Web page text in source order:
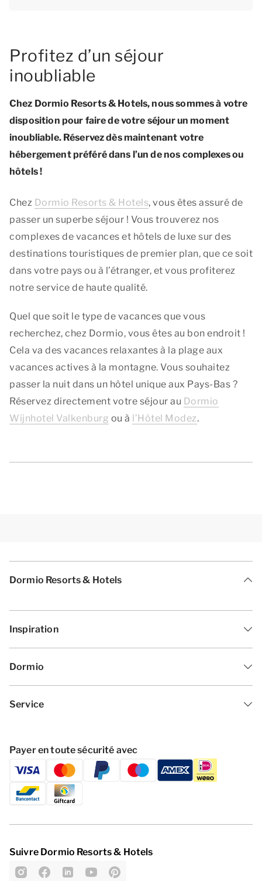
Profitez d’un séjour
inoubliable
Chez Dormio Resorts & Hotels, nous sommes à votre
disposition pour faire de votre séjour un moment
inoubliable. Réservez dès maintenant votre
hébergement préféré dans l’un de nos complexes ou
hôtels !
Chez Dormio Resorts & Hotels, vous êtes assuré de
passer un superbe séjour ! Vous trouverez nos
complexes de vacances et hôtels de luxe sur des
destinations touristiques de premier plan, que ce soit
dans votre pays ou à l’étranger, et vous profiterez
notre service de haute qualité.
Quel que soit le type de vacances que vous
recherchez, chez Dormio, vous êtes au bon endroit !
Cela va des vacances relaxantes à la plage aux
vacances actives à la montagne. Vous souhaitez
passer la nuit dans un hôtel unique aux Pays-Bas ?
Réservez directement votre séjour au Dormio
Wijnhotel Valkenburg ou à l’Hôtel Modez.
Dormio Resorts & Hotels
Inspiration
Dormio
Service
Payer en toute sécurité avec
Suivre Dormio Resorts & Hotels